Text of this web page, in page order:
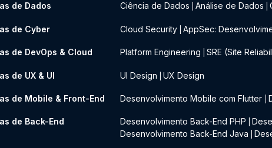
de Dados Ciência de Dados Análise de Dados
de Cyber Cloud Security AppSec:
de DevOps & Cloud Platform Engineering SRE (Site
de UX & UI UI Design UX Design
de Mobile & Front-End Desenvolvimento Mobile com Flutter
de Back-End Desenvolvimento Back-End PHP
Desenvolvimento Back-End Java